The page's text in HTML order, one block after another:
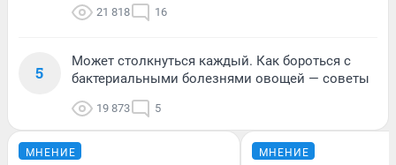
21 818 16
5
Может столкнуться каждый. Как бороться с
бактериальными болезнями овощей — советы
19 873 5
МНЕНИЕ МНЕНИЕ